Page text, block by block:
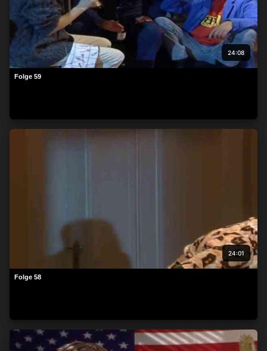
24:08
Folge 59
24:01
Folge 58